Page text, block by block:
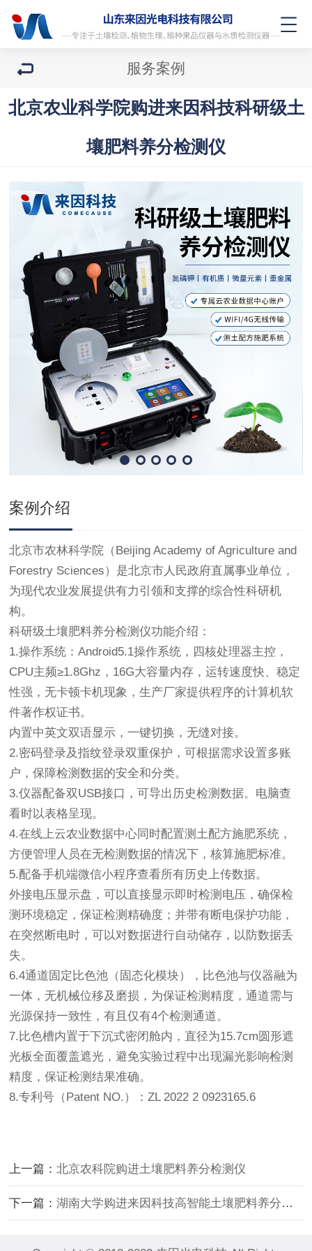
服务案例
北京农业科学院购进来因科技科研级土
壤肥料养分检测仪
案例介绍
北京市农林科学院（Beijing Academy of Agriculture and
Forestry Sciences）是北京市人民政府直属事业单位，
为现代农业发展提供有力引领和支撑的综合性科研机
构。
科研级土壤肥料养分检测仪功能介绍：
1.操作系统：Android5.1操作系统，四核处理器主控，
CPU主频≥1.8Ghz，16G大容量内存，运转速度快、稳定
性强，无卡顿卡机现象，生产厂家提供程序的计算机软
件著作权证书。
内置中英文双语显示，一键切换，无缝对接。
2.密码登录及指纹登录双重保护，可根据需求设置多账
户，保障检测数据的安全和分类。
3.仪器配备双USB接口，可导出历史检测数据。电脑查
看时以表格呈现。
4.在线上云农业数据中心同时配置测土配方施肥系统，
方便管理人员在无检测数据的情况下，核算施肥标准。
5.配备手机端微信小程序查看所有历史上传数据。
外接电压显示盘，可以直接显示即时检测电压，确保检
测环境稳定，保证检测精确度；并带有断电保护功能，
在突然断电时，可以对数据进行自动储存，以防数据丢
失。
6.4通道固定比色池（固态化模块），比色池与仪器融为
一体，无机械位移及磨损，为保证检测精度，通道需与
光源保持一致性，有且仅有4个检测通道。
7.比色槽内置于下沉式密闭舱内，直径为15.7cm圆形遮
光板全面覆盖遮光，避免实验过程中出现漏光影响检测
精度，保证检测结果准确。
8.专利号（Patent NO.）：ZL 2022 2 0923165.6
上一篇：北京农科院购进土壤肥料养分检测仪
下一篇：湖南大学购进来因科技高智能土壤肥料养分检测仪